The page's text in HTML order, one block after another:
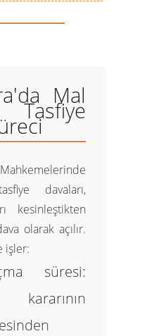
Mal
davaları,
kesinleştikten
olarak açılır.
işler:
süresi:
kararının